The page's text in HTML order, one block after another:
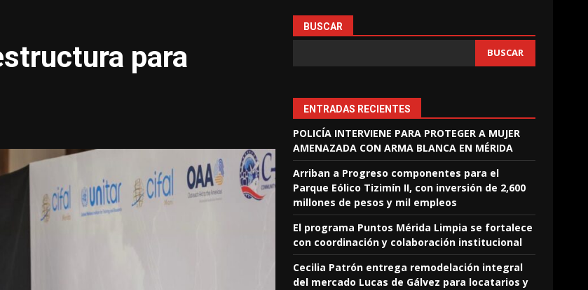
para
BUSCAR
BUSCAR
ENTRADAS RECIENTES
POLICÍA INTERVIENE PARA PROTEGER A MUJER
AMENAZADA CON ARMA BLANCA EN MÉRIDA
Arriban a Progreso componentes para el
Parque Eólico Tizimín II, con inversión de 2,600
millones de pesos y mil empleos
El programa Puntos Mérida Limpia se fortalece
con coordinación y colaboración institucional
Cecilia Patrón entrega remodelación integral
del mercado Lucas de Gálvez para locatarios y